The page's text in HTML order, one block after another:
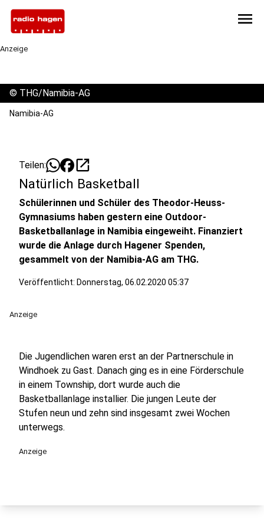
menu
Anzeige
© THG/Namibia-AG
Namibia-AG
Teilen: open_in_new
Natürlich Basketball
Schülerinnen und Schüler des Theodor-Heuss-
Gymnasiums haben gestern eine Outdoor-
Basketballanlage in Namibia eingeweiht. Finanziert
wurde die Anlage durch Hagener Spenden,
gesammelt von der Namibia-AG am THG.
Veröffentlicht: Donnerstag, 06.02.2020 05:37
Anzeige
Die Jugendlichen waren erst an der Partnerschule in
Windhoek zu Gast. Danach ging es in eine Förderschule
in einem Township, dort wurde auch die
Basketballanlage installier. Die jungen Leute der
Stufen neun und zehn sind insgesamt zwei Wochen
unterwegs.
Anzeige